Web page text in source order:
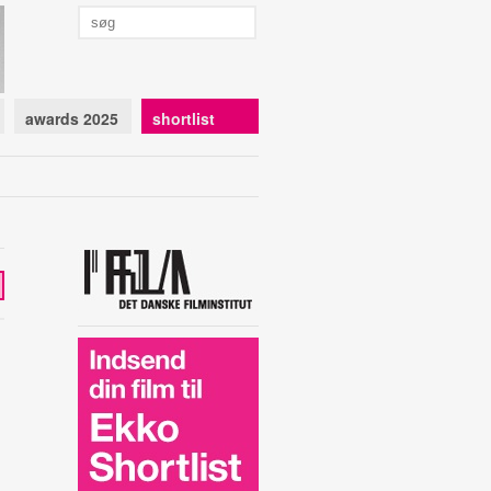
awards 2025 shortlist